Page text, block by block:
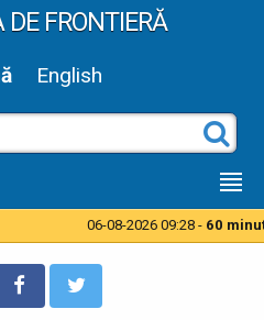
DE FRONTIERĂ
English
06-08-2026 09:28 -60